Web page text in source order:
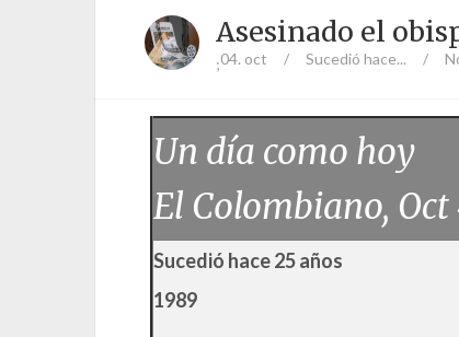
Asesinado el
;04. oct / Sucedió hace... /
Un día como hoy
El Colombiano, Oct
Sucedió hace 25 años
1989